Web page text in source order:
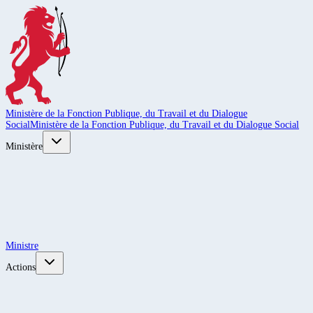
Ministère de la Fonction Publique, du Travail et du Dialogue
SocialMinistère de la Fonction Publique, du Travail et du Dialogue Social
Ministère
Ministre
Actions